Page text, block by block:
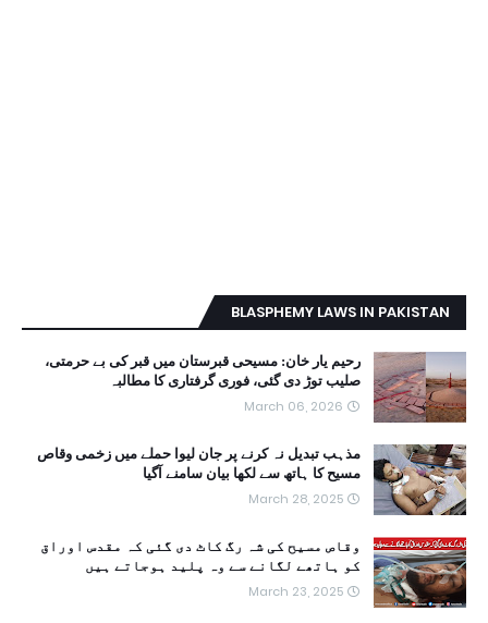
BLASPHEMY LAWS IN PAKISTAN
رحیم یار خان: مسیحی قبرستان میں قبر کی بے حرمتی،
صلیب توڑ دی گئی، فوری گرفتاری کا مطالبہ
March 06, 2026
مذہب تبدیل نہ کرنے پر جان لیوا حملے میں زخمی وقاص
مسیح کا ہاتھ سے لکھا بیان سامنے آگیا
March 28, 2025
وقاص مسیح کی شہ رگ کاٹ دی گئی کہ مقدس اوراق
کو ہاتھے لگانے سے وہ پلید ہوجاتے ہیں
March 23, 2025